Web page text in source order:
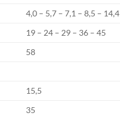
4,0 – 5,7 – 7,1 – 8,5 – 14,4
19 – 24 – 29 – 36 – 45
58
15,5
35